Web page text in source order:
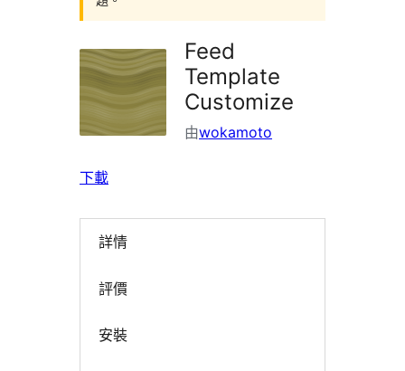
Feed
Template
Customize
由wokamoto
下載
詳情
評價
安裝